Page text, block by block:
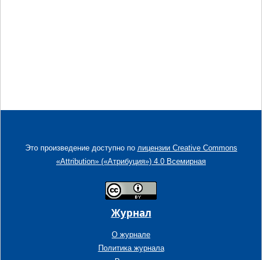
Это произведение доступно по лицензии Creative Commons
«Attribution» («Атрибуция») 4.0 Всемирная
Журнал
О журнале
Политика журнала